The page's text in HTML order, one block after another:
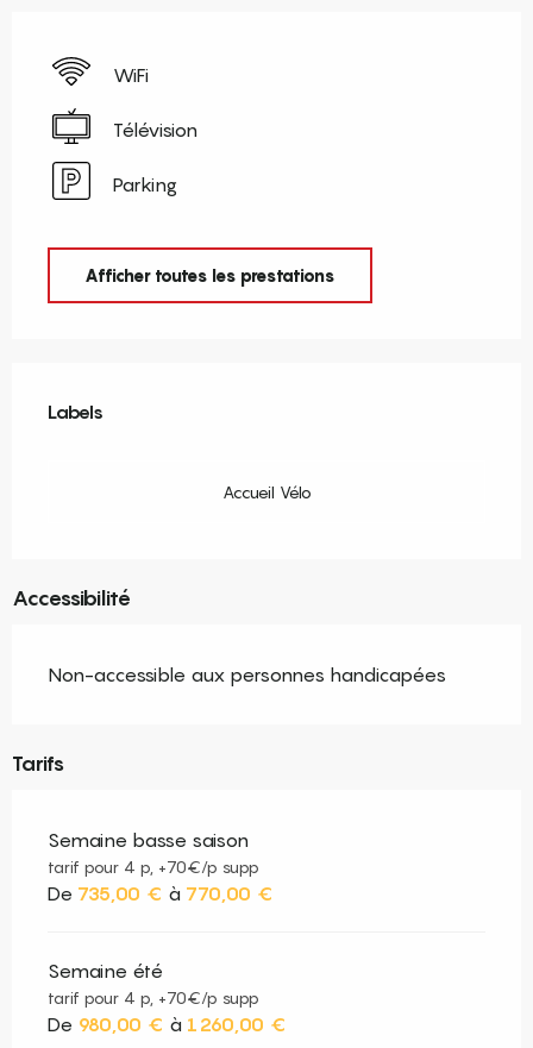
WiFi
Télévision
Parking
Afficher toutes les prestations
Labels
Labels
Accueil Vélo
Accessibilité
Non-accessible aux personnes handicapées
Tarifs
Semaine basse saison
tarif pour 4 p, +70€/p supp
De 735,00 € à 770,00 €
Semaine été
tarif pour 4 p, +70€/p supp
De 980,00 € à 1 260,00 €